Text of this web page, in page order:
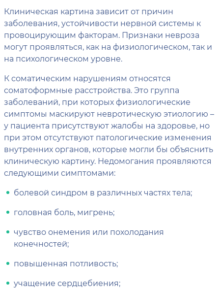
Клиническая картина зависит от причин
заболевания, устойчивости нервной системы к
провоцирующим факторам. Признаки невроза
могут проявляться, как на физиологическом, так и
на психологическом уровне.
К соматическим нарушениям относятся
соматоформные расстройства. Это группа
заболеваний, при которых физиологические
симптомы маскируют невротическую этиологию –
у пациента присутствуют жалобы на здоровье, но
при этом отсутствуют патологические изменения
внутренних органов, которые могли бы объяснить
клиническую картину. Недомогания проявляются
следующими симптомами:
болевой синдром в различных частях тела;
головная боль, мигрень;
чувство онемения или похолодания
конечностей;
повышенная потливость;
учащение сердцебиения;